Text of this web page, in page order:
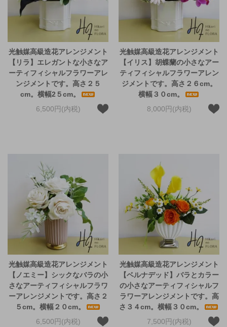
光触媒高級造花アレンジメント
【リラ】エレガントな小さなア
ーティフィシャルフラワーアレ
ンジメントです。高さ２５
cm。横幅2５cm。
6,500円(内税)
光触媒高級造花アレンジメント
【イリス】胡蝶蘭の小さなアー
ティフィシャルフラワーアレン
ジメントです。高さ２６cm。
横幅３０cm。
8,000円(内税)
光触媒高級造花アレンジメント
【ノエミー】シックなバラの小
さなアーティフィシャルフラワ
ーアレンジメントです。高さ２
５cm。横幅２０cm。
6,500円(内税)
光触媒高級造花アレンジメント
【ベルナデッド】バラとカラー
の小さなアーティフィシャルフ
ラワーアレンジメントです。高
さ３４cm。横幅３０cm。
7,500円(内税)